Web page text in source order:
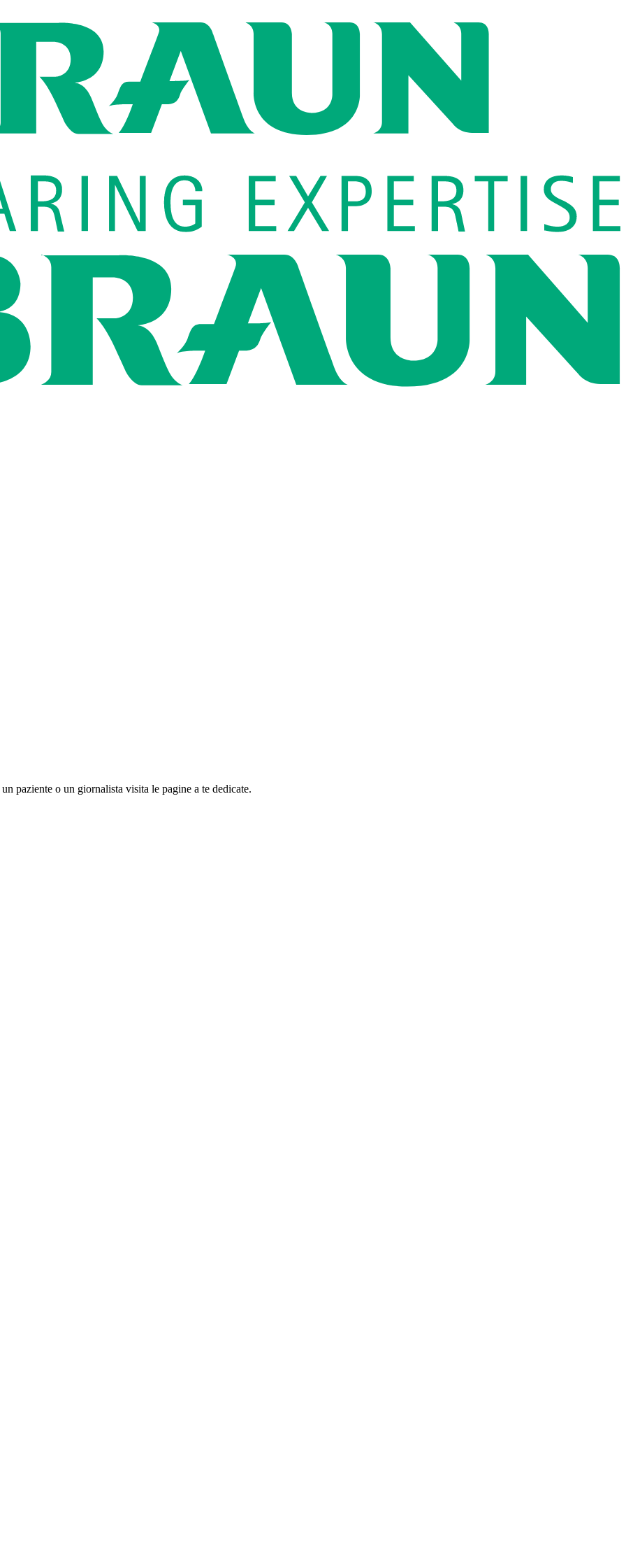
il nostro portfolio completo.
ti aiuterà a trovare il dispositivo più adatto a te.
Global Job Market e trova le posizioni aperte per ogni profilo di carriera.
un nostro referente.
paziente o un giornalista visita le pagine a te dedicate.